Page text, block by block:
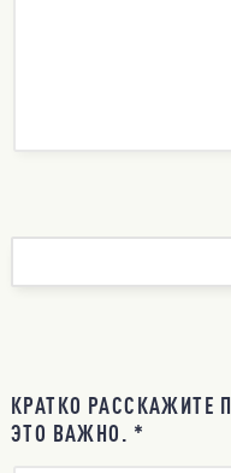
КРАТКО
ЭТО ВАЖНО. *